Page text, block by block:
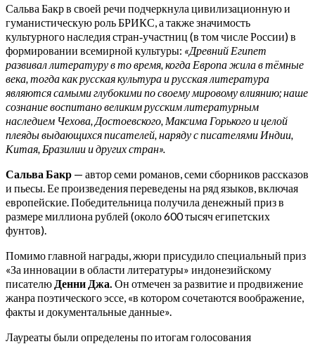
Сальва Бакр в своей речи подчеркнула цивилизационную и
гуманистическую роль БРИКС, а также значимость
культурного наследия стран‑участниц (в том числе России) в
формировании всемирной культуры: «Древний Египет
развивал литературу в то время, когда Европа жила в тёмные
века, тогда как русская культура и русская литература
являются самыми глубокими по своему мировому влиянию; наше
сознание воспитано великим русским литературным
наследием Чехова, Достоевского, Максима Горького и целой
плеяды выдающихся писателей, наряду с писателями Индии,
Китая, Бразилии и других стран».
Сальва Бакр — автор семи романов, семи сборников рассказов
и пьесы. Ее произведения переведены на ряд языков, включая
европейские. Победительница получила денежный приз в
размере миллиона рублей (около 600 тысяч египетских
фунтов).
Помимо главной награды, жюри присудило специальный приз
«За инновации в области литературы» индонезийскому
писателю Денни Джа. Он отмечен за развитие и продвижение
жанра поэтического эссе, «в котором сочетаются воображение,
факты и документальные данные».
Лауреаты были определены по итогам голосования